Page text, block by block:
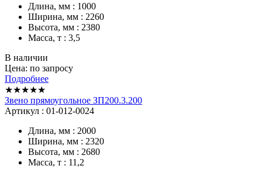
Длина, мм : 1000
Ширина, мм : 2260
Высота, мм : 2380
Масса, т : 3,5
В наличии
Цена: по запросу
Подробнее
★★★★★
Звено прямоугольное ЗП200.3.200
Артикул : 01-012-0024
Длина, мм : 2000
Ширина, мм : 2320
Высота, мм : 2680
Масса, т : 11,2